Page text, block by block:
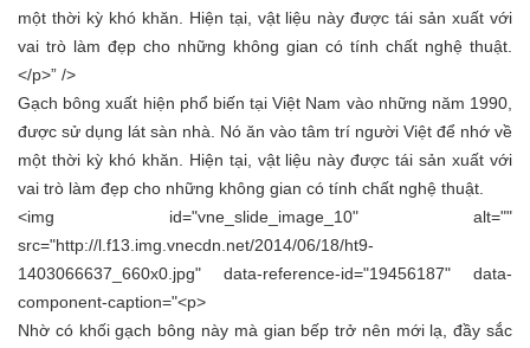
một thời kỳ khó khăn. Hiện tại, vật liệu này được tái sản xuất với
vai trò làm đẹp cho những không gian có tính chất nghệ thuật.
</p>” />
Gạch bông xuất hiện phổ biến tại Việt Nam vào những năm 1990,
được sử dụng lát sàn nhà. Nó ăn vào tâm trí người Việt để nhớ về
một thời kỳ khó khăn. Hiện tại, vật liệu này được tái sản xuất với
vai trò làm đẹp cho những không gian có tính chất nghệ thuật.
<img id="vne_slide_image_10" alt=""
src="http://l.f13.img.vnecdn.net/2014/06/18/ht9-
1403066637_660x0.jpg" data-reference-id="19456187" data-
component-caption="<p>
Nhờ có khối gạch bông này mà gian bếp trở nên mới lạ, đầy sắc